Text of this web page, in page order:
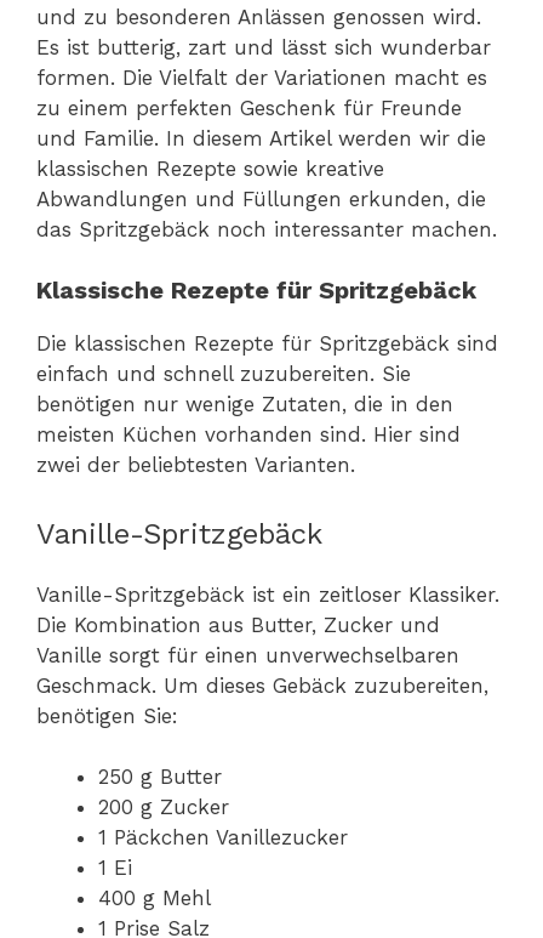
und zu besonderen Anlässen genossen wird.
Es ist butterig, zart und lässt sich wunderbar
formen. Die Vielfalt der Variationen macht es
zu einem perfekten Geschenk für Freunde
und Familie. In diesem Artikel werden wir die
klassischen Rezepte sowie kreative
Abwandlungen und Füllungen erkunden, die
das Spritzgebäck noch interessanter machen.
Klassische Rezepte für Spritzgebäck
Die klassischen Rezepte für Spritzgebäck sind
einfach und schnell zuzubereiten. Sie
benötigen nur wenige Zutaten, die in den
meisten Küchen vorhanden sind. Hier sind
zwei der beliebtesten Varianten.
Vanille-Spritzgebäck
Vanille-Spritzgebäck ist ein zeitloser Klassiker.
Die Kombination aus Butter, Zucker und
Vanille sorgt für einen unverwechselbaren
Geschmack. Um dieses Gebäck zuzubereiten,
benötigen Sie:
250 g Butter
200 g Zucker
1 Päckchen Vanillezucker
1 Ei
400 g Mehl
1 Prise Salz